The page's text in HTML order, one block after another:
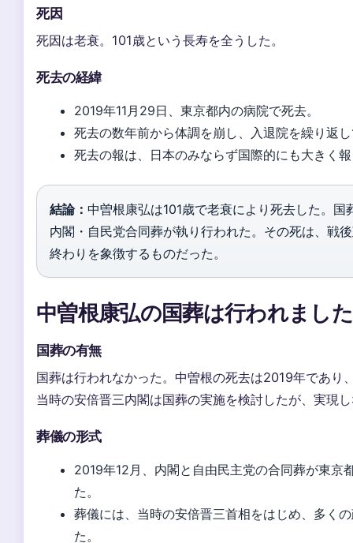
死因
死因は老衰。101歳という長寿を全うした。
死去の経緯
2019年11月29日、東京都内の病院で死去。
死去の数年前から体調を崩し、入退院を繰り返
死去の報は、日本のみならず国際的にも大きく
結論： 中曽根康弘は101歳で老衰により死去した。国
内閣・自民党合同葬が執り行われた。その死は、戦
終わりを象徴するものだった。
中曽根康弘の国葬は行われまし
国葬の有無
国葬は行われなかった。中曽根の死去は2019年であり
当時の安倍晋三内閣は国葬の実施を検討したが、実現
葬儀の形式
2019年12月、内閣と自由民主党の合同葬が東京
た。
葬儀には、当時の安倍晋三首相をはじめ、多く
た。